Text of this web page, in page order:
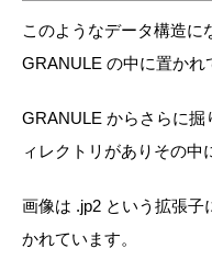
このようなデータ構造に
GRANULE の中に置かれ
GRANULE からさらに掘
ィレクトリがありその中
画像は .jp2 という拡張子
かれています。